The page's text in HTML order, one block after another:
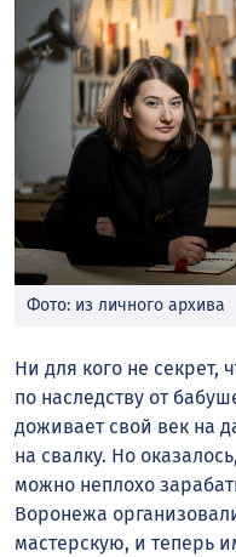
Фото: из личного архива
Ни для кого не секрет,
по наследству от
доживает свой век на
на свалку. Но
можно неплохо
Воронежа
мастерскую, и теперь